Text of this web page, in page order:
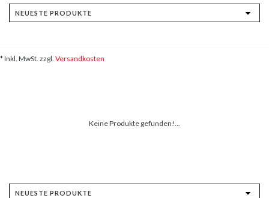
* Inkl. MwSt. zzgl. Versandkosten
Keine Produkte gefunden!...